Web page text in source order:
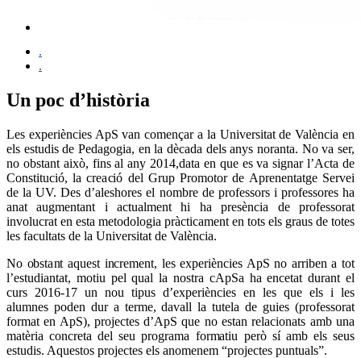
.
.
Un poc d’història
Les experiències ApS van començar a la Universitat de València en
els estudis de Pedagogia, en la dècada dels anys noranta. No va ser,
no obstant això, fins al any 2014,data en que es va signar l’Acta de
Constitució, la creació del Grup Promotor de Aprenentatge Servei
de la UV. Des d’aleshores el nombre de professors i professores ha
anat augmentant i actualment hi ha presència de professorat
involucrat en esta metodologia pràcticament en tots els graus de totes
les facultats de la Universitat de València.
No obstant aquest increment, les experiències ApS no arriben a tot
l’estudiantat, motiu pel qual la nostra cApSa ha encetat durant el
curs 2016-17 un nou tipus d’experiències en les que els i les
alumnes poden dur a terme, davall la tutela de guies (professorat
format en ApS), projectes d’ApS que no estan relacionats amb una
matèria concreta del seu programa formatiu però sí amb els seus
estudis. Aquestos projectes els anomenem “projectes puntuals”.